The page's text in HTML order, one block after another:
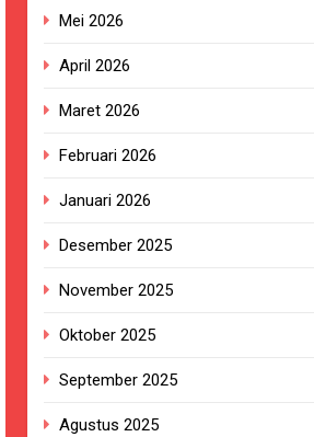
Pengadaan Buku Simi
Sekolah
Kepala KUA Pabuaran
Warga Haru dan Bersyukur
Gratis
Mei 2026
April 2026
Maret 2026
Februari 2026
Januari 2026
Desember 2025
November 2025
Oktober 2025
September 2025
Agustus 2025